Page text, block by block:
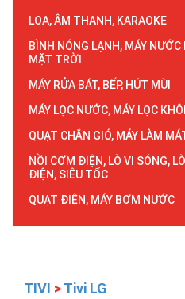
LOA, ÂM THANH, KARAOKE
BÌNH NÓNG LẠNH, MÁY
MẶT TRỜI
MÁY RỬA BÁT, BẾP, HÚT MÙI
MÁY LỌC NƯỚC, MÁY LỌC
QUẠT CHẮN GIÓ, MÁY LÀM
NỒI CƠM ĐIỆN, LÒ VI SÓNG,
ĐIỆN, SIÊU TỐC
QUẠT ĐIỆN, MÁY BƠM NƯỚC
TIVI >Tivi LG